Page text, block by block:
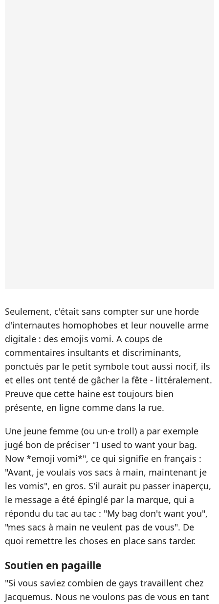
Seulement, c'était sans compter sur une horde
d'internautes homophobes et leur nouvelle arme
digitale : des emojis vomi. A coups de
commentaires insultants et discriminants,
ponctués par le petit symbole tout aussi nocif, ils
et elles ont tenté de gâcher la fête - littéralement.
Preuve que cette haine est toujours bien
présente, en ligne comme dans la rue.
Une jeune femme (ou un·e troll) a par exemple
jugé bon de préciser "I used to want your bag.
Now *emoji vomi*", ce qui signifie en français :
"Avant, je voulais vos sacs à main, maintenant je
les vomis", en gros. S'il aurait pu passer inaperçu,
le message a été épinglé par la marque, qui a
répondu du tac au tac : "My bag don't want you",
"mes sacs à main ne veulent pas de vous". De
quoi remettre les choses en place sans tarder.
Soutien en pagaille
"Si vous saviez combien de gays travaillent chez
Jacquemus. Nous ne voulons pas de vous en tant